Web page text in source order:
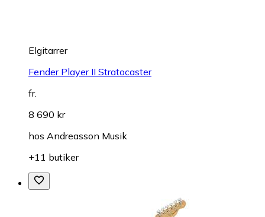
Elgitarrer
Fender Player II Stratocaster
fr.
8 690 kr
hos Andreasson Musik
+11 butiker